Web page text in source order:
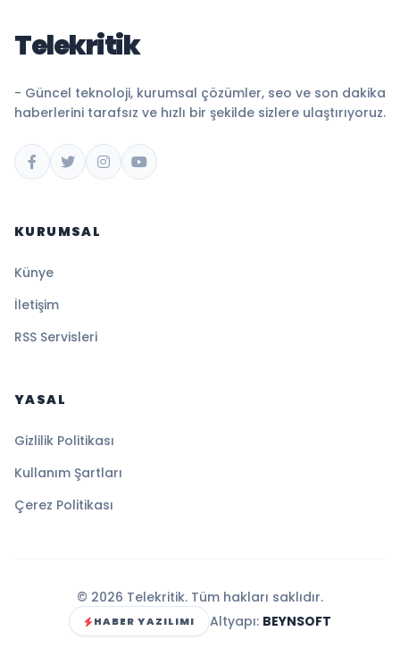
Telekritik
- Güncel teknoloji, kurumsal çözümler, seo ve son dakika
haberlerini tarafsız ve hızlı bir şekilde sizlere ulaştırıyoruz.
KURUMSAL
Künye
İletişim
RSS Servisleri
YASAL
Gizlilik Politikası
Kullanım Şartları
Çerez Politikası
© 2026 Telekritik. Tüm hakları saklıdır.
HABER YAZILIMI Altyapı: BEYNSOFT